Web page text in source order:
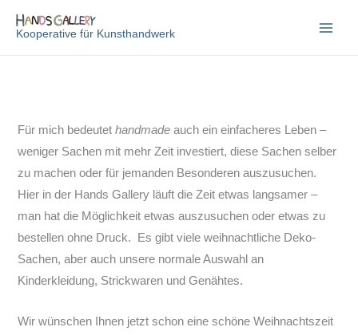
InhaltKooperative für Kunsthandwerk
Für mich bedeutethandmade auch ein einfacheres Leben –
weniger Sachen mit mehr Zeit investiert, diese Sachen selber
zu machen oder für jemanden Besonderen auszusuchen.
Hier in der Hands Gallery läuft die Zeit etwas langsamer –
man hat die Möglichkeit etwas auszusuchen oder etwas zu
bestellen ohne Druck. Es gibt viele weihnachtliche Deko-
Sachen, aber auch unsere normale Auswahl an
Kinderkleidung, Strickwaren und Genähtes.
Wir wünschen Ihnen jetzt schon eine schöne Weihnachtszeit